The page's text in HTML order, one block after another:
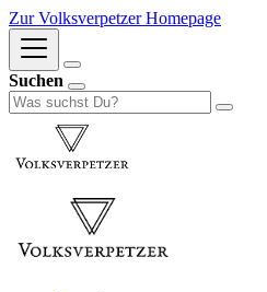
Zur Volksverpetzer Homepage
Suchen